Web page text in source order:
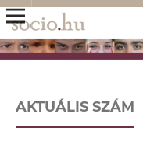
AKTUÁLIS SZÁM